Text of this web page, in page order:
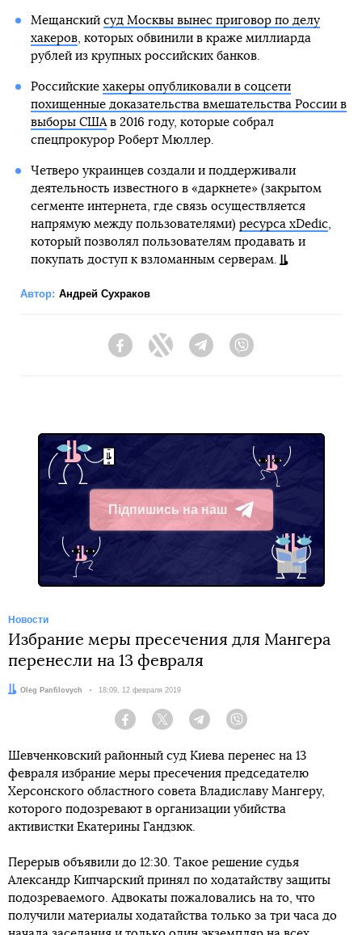
Мещанский суд Москвы вынес приговор по делу
хакеров, которых обвинили в краже миллиарда
рублей из крупных российских банков.
Российские хакеры опубликовали в соцсети
похищенные доказательства вмешательства России в
выборы СШАв 2016 году, которые собрал
спецпрокурор Роберт Мюллер.
Четверо украинцев создали и поддерживали
деятельность известного в «даркнете» (закрытом
сегменте интернета, где связь осуществляется
напрямую между пользователями) ресурса xDedic,
который позволял пользователям продавать и
покупать доступ к взломанным серверам.
Автор: Андрей Сухраков
FacebookTwitter Telegram
Підпишись на наш
Telegram
Новости
Избрание меры пресечения для Мангера
перенесли на 13 февраля
Автор:
Oleg Panfilovych Дата:
18:09, 12 февраля 2019
Facebook Twitter Telegram
Шевченковский районный суд Киева перенес на 13
февраля избрание меры пресечения председателю
Херсонского областного совета Владиславу Мангеру,
которого подозревают в организации убийства
активистки Екатерины Гандзюк.
Перерыв объявили до 12:30. Такое решение судья
Александр Кипчарский принял по ходатайству защиты
подозреваемого. Адвокаты пожаловались на то, что
получили материалы ходатайства только за три часа до